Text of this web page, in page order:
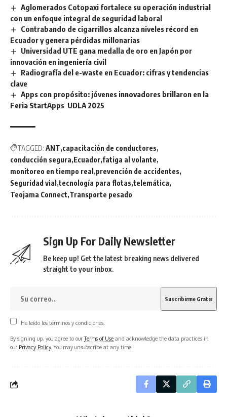
Aglomerados Cotopaxi fortalece su operación industrial
con un enfoque integral de seguridad laboral
Contrabando de cigarrillos alcanza niveles récord en
Ecuador y genera pérdidas millonarias
Universidad UTE gana medalla de oro en Japón por
innovación en ingeniería civil
Radiografía del e-waste en Ecuador: cifras y tendencias
clave
Apps con propósito: jóvenes innovadores brillaron en la
Feria StartApps UDLA 2025
TAGGED: ANT capacitación de conductores
conducción segura Ecuador fatiga al volante
monitoreo en tiempo real prevención de accidentes
Seguridad vial tecnología para flotas telemática
Teojama Connect Transporte pesado
Sign Up For Daily Newsletter
Be keep up! Get the latest breaking news delivered
straight to your inbox.
He leído los términos y condiciones.
By signing up, you agree to ourTerms of Use and acknowledge the data practices in
our Privacy Policy. You may unsubscribe at any time.